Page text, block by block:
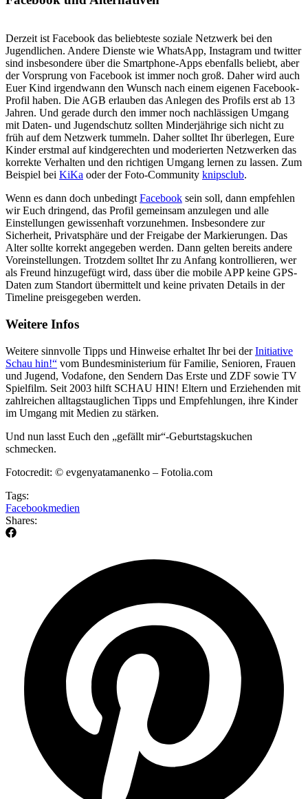
Derzeit ist Facebook das beliebteste soziale Netzwerk bei den
Jugendlichen. Andere Dienste wie WhatsApp, Instagram und twitter
sind insbesondere über die Smartphone-Apps ebenfalls beliebt, aber
der Vorsprung von Facebook ist immer noch groß. Daher wird auch
Euer Kind irgendwann den Wunsch nach einem eigenen Facebook-
Profil haben. Die AGB erlauben das Anlegen des Profils erst ab 13
Jahren. Und gerade durch den immer noch nachlässigen Umgang
mit Daten- und Jugendschutz sollten Minderjährige sich nicht zu
früh auf dem Netzwerk tummeln. Daher solltet Ihr überlegen, Eure
Kinder erstmal auf kindgerechten und moderierten Netzwerken das
korrekte Verhalten und den richtigen Umgang lernen zu lassen. Zum
Beispiel bei KiKa oder der Foto-Community knipsclub.
Wenn es dann doch unbedingtFacebook sein soll, dann empfehlen
wir Euch dringend, das Profil gemeinsam anzulegen und alle
Einstellungen gewissenhaft vorzunehmen. Insbesondere zur
Sicherheit, Privatsphäre und der Freigabe der Markierungen. Das
Alter sollte korrekt angegeben werden. Dann gelten bereits andere
Voreinstellungen. Trotzdem solltet Ihr zu Anfang kontrollieren, wer
als Freund hinzugefügt wird, dass über die mobile APP keine GPS-
Daten zum Standort übermittelt und keine privaten Details in der
Timeline preisgegeben werden.
Weitere Infos
Weitere sinnvolle Tipps und Hinweise erhaltet Ihr bei derInitiative
Schau hin!“ vom Bundesministerium für Familie, Senioren, Frauen
und Jugend, Vodafone, den Sendern Das Erste und ZDF sowie TV
Spielfilm. Seit 2003 hilft SCHAU HIN! Eltern und Erziehenden mit
zahlreichen alltagstauglichen Tipps und Empfehlungen, ihre Kinder
im Umgang mit Medien zu stärken.
Und nun lasst Euch den „gefällt mir“-Geburtstagskuchen
schmecken.
Fotocredit: © evgenyatamanenko – Fotolia.com
Tags:
Facebookmedien
Shares: